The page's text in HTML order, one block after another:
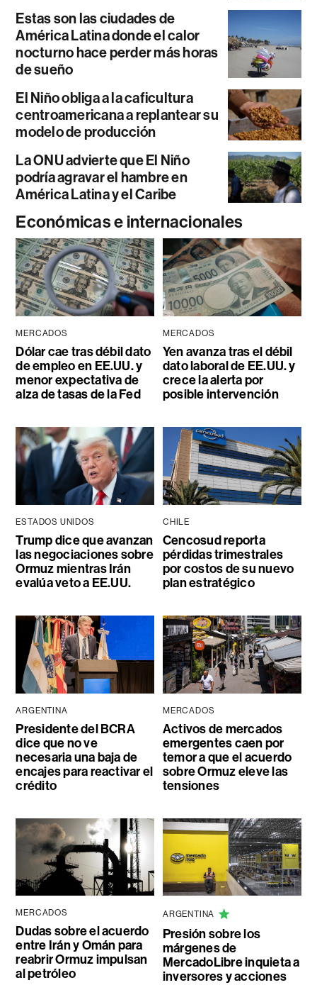
Estas son las ciudades de
América Latina donde el calor
nocturno hace perder más horas
de sueño
El Niño obliga a la caficultura
centroamericana a replantear su
modelo de producción
La ONU advierte que El Niño
podría agravar el hambre en
América Latina y el Caribe
Económicas e internacionales
MERCADOS
Dólar cae tras débil dato
de empleo en EE.UU. y
menor expectativa de
alza de tasas de la Fed
MERCADOS
Yen avanza tras el débil
dato laboral de EE.UU. y
crece la alerta por
posible intervención
ESTADOS UNIDOS
Trump dice que avanzan
las negociaciones sobre
Ormuz mientras Irán
evalúa veto a EE.UU.
CHILE
Cencosud reporta
pérdidas trimestrales
por costos de su nuevo
plan estratégico
ARGENTINA
Presidente del BCRA
dice que no ve
necesaria una baja de
encajes para reactivar el
crédito
MERCADOS
Activos de mercados
emergentes caen por
temor a que el acuerdo
sobre Ormuz eleve las
tensiones
MERCADOS
Dudas sobre el acuerdo
entre Irán y Omán para
reabrir Ormuz impulsan
al petróleo
ARGENTINA
Presión sobre los
márgenes de
MercadoLibre inquieta a
inversores y acciones